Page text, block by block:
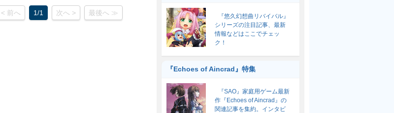
< 前へ 1/1 次へ > 最後へ ≫
『悠久幻想曲リバイバル』
シリーズの注目記事、最新
情報などはここでチェッ
ク！
『Echoes of Aincrad』特集
『SAO』家庭用ゲーム最新
作『Echoes of Aincrad』の
関連記事を集約。インタビ